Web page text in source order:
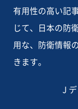
有用性の高い記
じて、日本の防
用な、防衛情報
きます。
J